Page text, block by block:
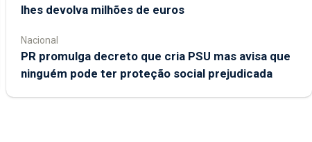
lhes devolva milhões de euros
Nacional
PR promulga decreto que cria PSU mas avisa que
ninguém pode ter proteção social prejudicada